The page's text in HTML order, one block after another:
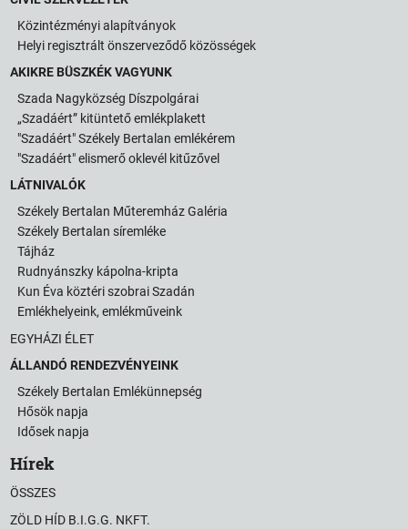
Közintézményi alapítványok
Helyi regisztrált önszerveződő közösségek
AKIKRE BÜSZKÉK VAGYUNK
Szada Nagyközség Díszpolgárai
„Szadáért” kitüntető emlékplakett
"Szadáért" Székely Bertalan emlékérem
"Szadáért" elismerő oklevél kitűzővel
LÁTNIVALÓK
Székely Bertalan Műteremház Galéria
Székely Bertalan síremléke
Tájház
Rudnyánszky kápolna-kripta
Kun Éva köztéri szobrai Szadán
Emlékhelyeink, emlékműveink
EGYHÁZI ÉLET
ÁLLANDÓ RENDEZVÉNYEINK
Székely Bertalan Emlékünnepség
Hősök napja
Idősek napja
Hírek
ÖSSZES
ZÖLD HÍD B.I.G.G. NKFT.